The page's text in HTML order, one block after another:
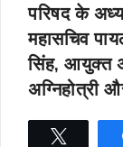
परिषद के
महासचिव
सिंह, आयुक्त
अग्निहोत्री